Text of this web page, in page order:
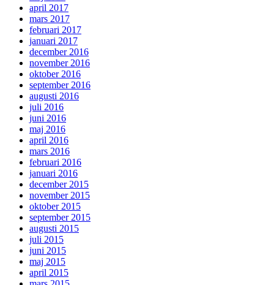
april 2017
mars 2017
februari 2017
januari 2017
december 2016
november 2016
oktober 2016
september 2016
augusti 2016
juli 2016
juni 2016
maj 2016
april 2016
mars 2016
februari 2016
januari 2016
december 2015
november 2015
oktober 2015
september 2015
augusti 2015
juli 2015
juni 2015
maj 2015
april 2015